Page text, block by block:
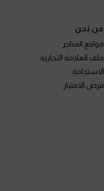
من نحن
مواقع المتاجر
ملف العلامة التجارية
الاستدامة
فرص الامتياز